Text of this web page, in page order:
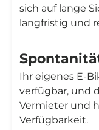
sich auf lange
langfristig und
Ihr eigenes E-
verfügbar, und
Vermieter und
Verfügbarkeit.